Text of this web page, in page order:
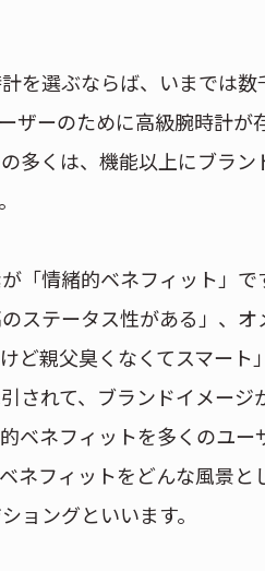
を選ぶならば、いまでは
ザーのために高級腕時計
多くは、機能以上にブラ
「情緒的ベネフィット」
ステータス性がある」、
ど親父臭くなくてスマー
れて、ブランドイメージ
ベネフィットを多くのユ
ネフィットをどんな風景
ョングといいます。